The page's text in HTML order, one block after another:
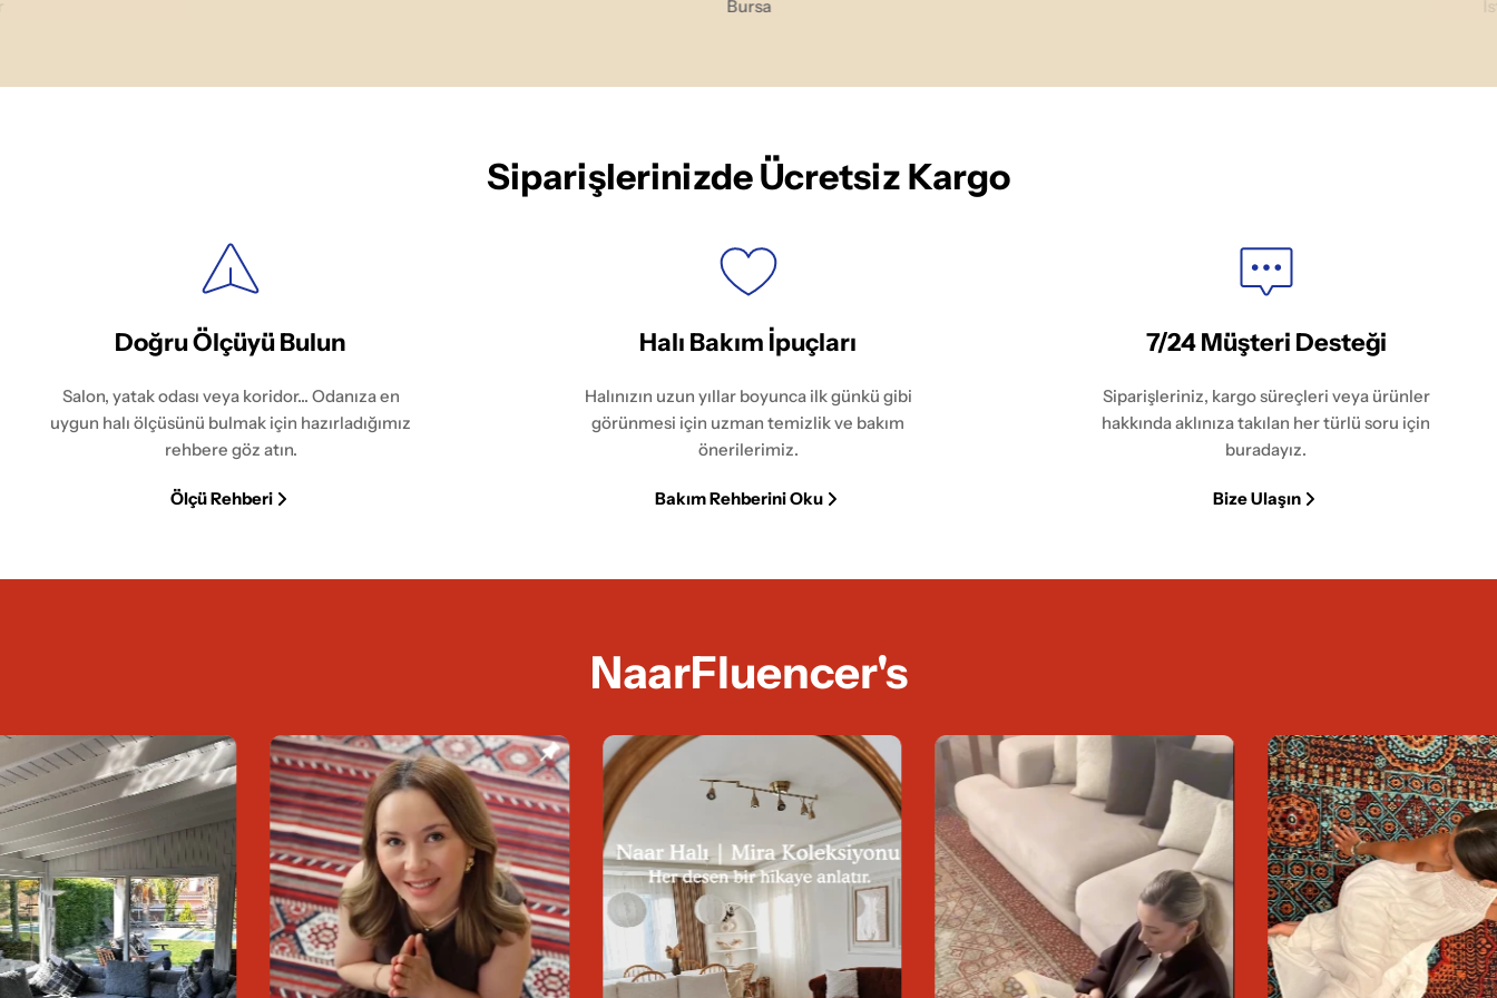
Bursa
Siparişlerinizde Ücretsiz Kargo
Doğru Ölçüyü Bulun
Salon, yatak odası veya koridor... Odanıza en
uygun halı ölçüsünü bulmak için hazırladığımız
rehbere göz atın.
Ölçü Rehberi
Halı Bakım İpuçları
Halınızın uzun yıllar boyunca ilk günkü gibi
görünmesi için uzman temizlik ve bakım
önerilerimiz.
Bakım Rehberini Oku
7/24 Müşteri Desteği
Siparişleriniz, kargo süreçleri veya ürünler
hakkında aklınıza takılan her türlü soru için
buradayız.
Bize Ulaşın
NaarFluencer's